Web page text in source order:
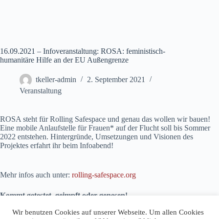
16.09.2021 – Infoveranstaltung: ROSA: feministisch-
humanitäre Hilfe an der EU Außengrenze
tkeller-admin
2. September 2021
Veranstaltung
ROSA steht für Rolling Safespace und genau das wollen wir bauen!
Eine mobile Anlaufstelle für Frauen* auf der Flucht soll bis Sommer
2022 entstehen. Hintergründe, Umsetzungen und Visionen des
Projektes erfahrt ihr beim Infoabend!
Mehr infos auch unter: rolling-safespace.org
Kommt getestet, geimpft oder genesen!
Wir benutzen Cookies auf unserer Webseite. Um allen Cookies